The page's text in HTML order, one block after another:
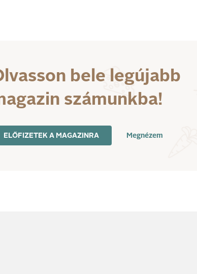
bele legújabb
számunkba!
ELŐFIZETEK A MAGAZINRA Megnézem